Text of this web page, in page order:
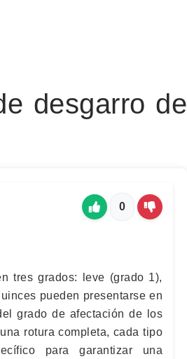
desgarro de
0
tres grados: leve (grado 1),
pueden presentarse en
grado de afectación de los
rotura completa, cada tipo
para garantizar una